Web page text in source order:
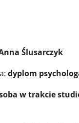
Ślusarczyk
dyplom
w trakcie